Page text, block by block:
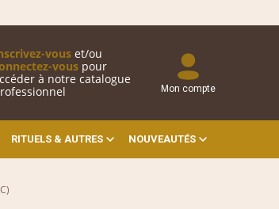
vous et/ou
vous pour
à notre catalogue
Mon compte
RITUELS & AUTRES NOUVEAUTÉS